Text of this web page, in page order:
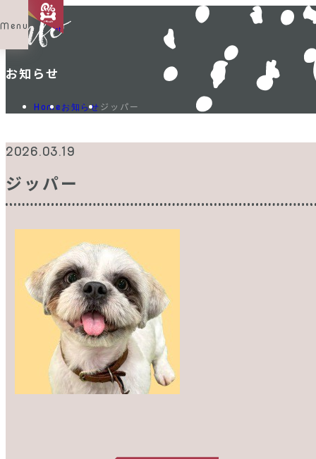
Menu Shop List
お知らせ
Home お知らせ ジッパー
2026.03.19
ジッパー